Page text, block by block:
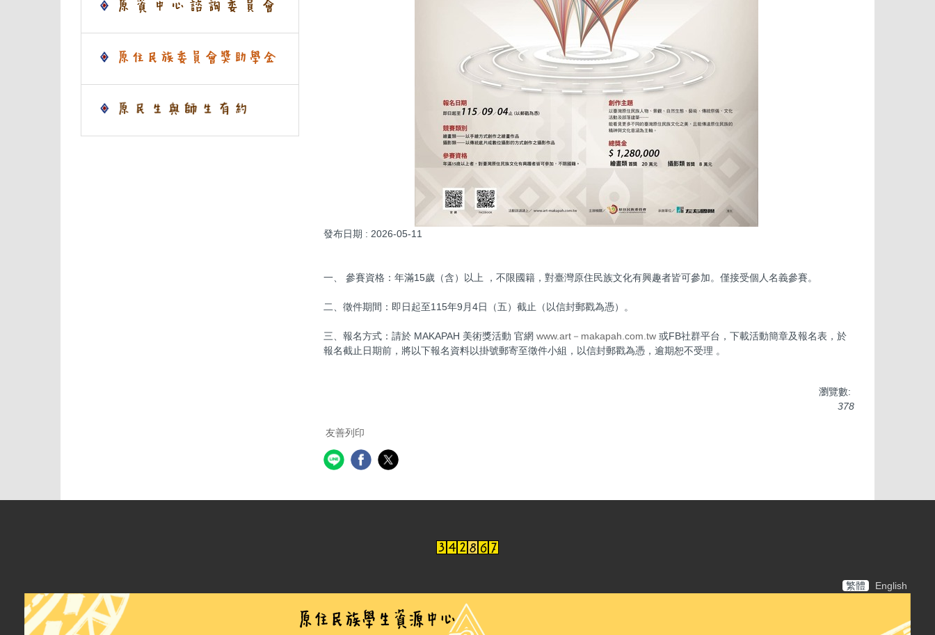
發布日期 : 2026-05-11
一、 參賽資格：年滿15歲（含）以上 ，不限國籍，對臺灣原住民族文化有興趣者皆可參加。僅接受個人名義參賽。
二、徵件期間：即日起至115年9月4日（五）截止（以信封郵戳為憑）。
三、報名方式：請於 MAKAPAH 美術獎活動 官網 www.art－makapah.com.tw 或FB社群平台，下載活動簡章及報名表，於
報名截止日期前，將以下報名資料以掛號郵寄至徵件小組，以信封郵戳為憑，逾期恕不受理 。
瀏覽數:
378
友善列印
繁體 English